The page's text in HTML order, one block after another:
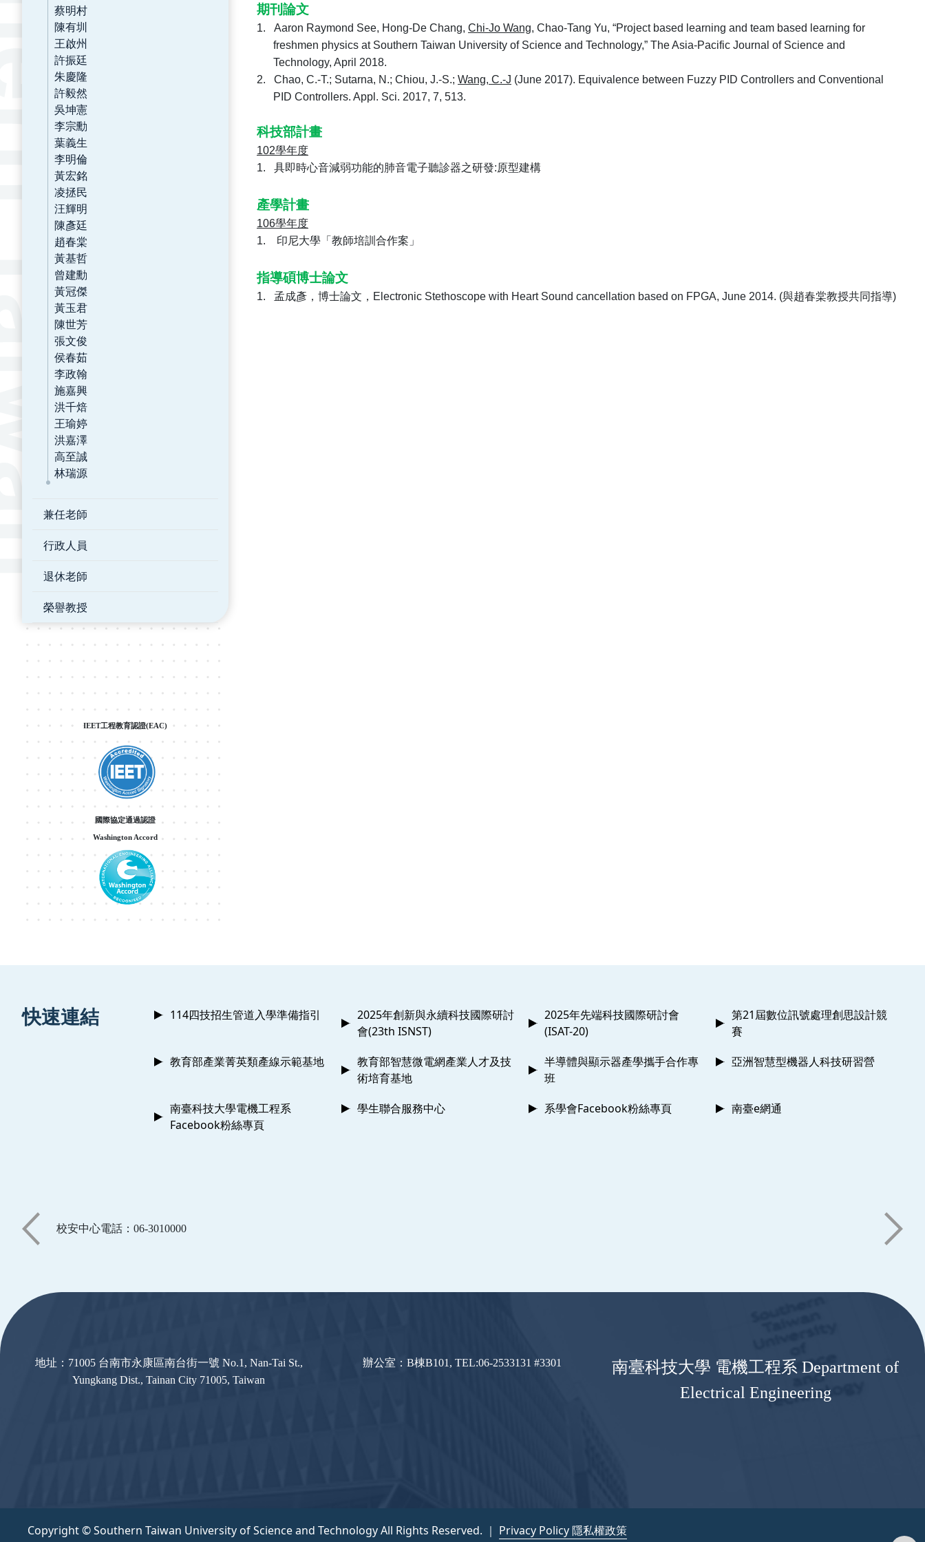
蔡明村
陳有圳
王啟州
許振廷
朱慶隆
許毅然
吳坤憲
李宗勳
葉義生
李明倫
黃宏銘
凌拯民
汪輝明
陳彥廷
趙春棠
黃基哲
曾建勳
黃冠傑
黃玉君
陳世芳
張文俊
侯春茹
李政翰
施嘉興
洪千焙
王瑜婷
洪嘉澤
高至誠
林瑞源
兼任老師
行政人員
退休老師
榮譽教授
IEET工程教育認證(EAC)
國際協定通過認證
Washington Accord
期刊論文
1. Aaron Raymond See, Hong-De Chang, Chi-Jo Wang, Chao-Tang Yu, “Project based learning and team based learning for
freshmen physics at Southern Taiwan University of Science and Technology,” The Asia-Pacific Journal of Science and
Technology, April 2018.
2.
Chao, C.-T.; Sutarna, N.; Chiou, J.-S.; Wang, C.-J (June 2017). Equivalence between Fuzzy PID Controllers and Conventional
PID Controllers. Appl. Sci. 2017, 7, 513.
科技部計畫
102學年度
1.
具即時心音減弱功能的肺音電子聽診器之研發:原型建構
產學計畫
106學年度
1.
印尼大學「教師培訓合作案」
指導碩博士論文
1. 孟成彥，博士論文， Electronic Stethoscope with Heart Sound cancellation based on FPGA, June 2014. (與趙春棠教授共同指導)
快速連結 114四技招生管道入學準備指引
2025年創新與永續科技國際研討
會(23th ISNST)
2025年先端科技國際研討會
(ISAT-20)
第21屆數位訊號處理創思設計競
賽
教育部產業菁英類產線示範基地
教育部智慧微電網產業人才及技
術培育基地
半導體與顯示器產學攜手合作專
班
亞洲智慧型機器人科技研習營
南臺科技大學電機工程系
Facebook粉絲專頁
學生聯合服務中心 系學會Facebook粉絲專頁 南臺e網通
校安中心電話：06-3010000
南臺科技大學 電機工程系 Department of
Electrical Engineering
地址：71005 台南市永康區南台街一號 No.1, Nan-Tai St.,
Yungkang Dist., Tainan City 71005, Taiwan
辦公室：B棟B101, TEL:06-2533131 #3301
Copyright © Southern Taiwan University of Science and Technology All Rights Reserved. ｜ Privacy Policy 隱私權政策